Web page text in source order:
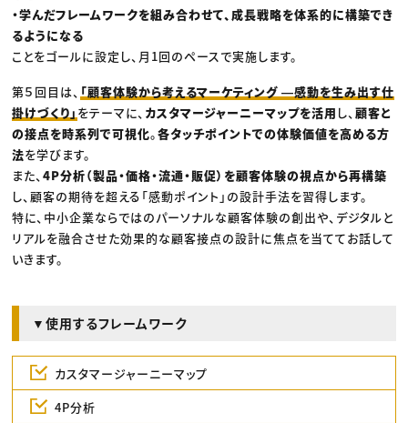
・学んだフレームワークを組み合わせて、成長戦略を体系的に構築でき
るようになる
ことをゴールに設定し、月1回のペースで実施します。
第５回目は、 「顧客体験から考えるマーケティング ―感動を生み出す仕
掛けづくり」 をテーマに、 カスタマージャーニーマップを活用 し、顧客と
の接点を時系列で可視化。各タッチポイントでの体験価値を高める方
法を学びます。
また、4P分析（製品・価格・流通・販促）を顧客体験の視点から再構築
し、顧客の期待を超える「感動ポイント」の設計手法を習得します。
特に、中小企業ならではのパーソナルな顧客体験の創出や、デジタルと
リアルを融合させた効果的な顧客接点の設計に焦点を当ててお話して
いきます。
▼使用するフレームワーク
カスタマージャーニーマップ
4P分析